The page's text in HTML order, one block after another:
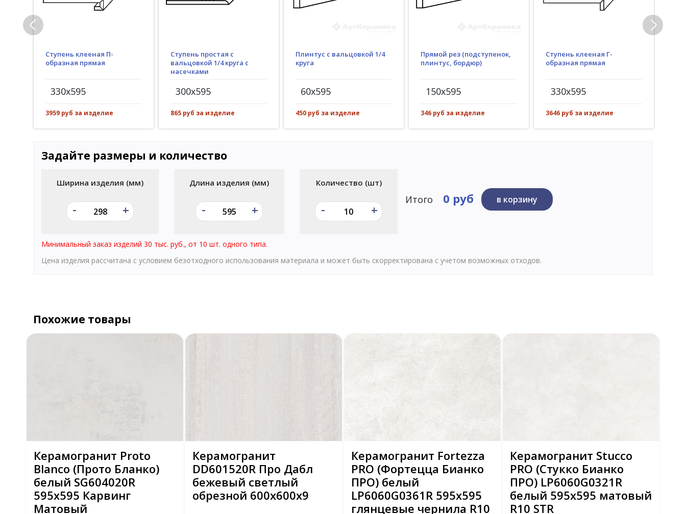
Ступень клееная П-
образная прямая
330x595
3959 руб за изделие
Ступень простая с
вальцовкой 1/4 круга с
насечками
300x595
865 руб за изделие
Плинтус с вальцовкой 1/4
круга
60x595
450 руб за изделие
Прямой рез (подступенок,
плинтус, бордюр)
150x595
346 руб за изделие
Ступень клееная Г-
образная прямая
330x595
3646 руб за изделие
Задайте размеры и количество
Ширина изделия (мм)
- +
Длина изделия (мм)
- +
Количество (шт)
- +
Итого 0 руб в корзину
Минимальный заказ изделий 30 тыс. руб., от 10 шт. одного типа.
Цена изделия рассчитана с условием безотходного использования материала и может быть скорректирована с учетом возможных отходов.
Похожие товары
Керамогранит Proto
Blanco (Прото Бланко)
белый SG604020R
595x595 Карвинг
Матовый
Керамогранит
DD601520R Про Дабл
бежевый светлый
обрезной 600х600х9
Керамогранит Fortezza
PRO (Фортецца Бианко
ПРО) белый
LP6060G0361R 595х595
глянцевые чернила R10
Керамогранит Stucco
PRO (Стукко Бианко
ПРО) LP6060G0321R
белый 595х595 матовый
R10 STR